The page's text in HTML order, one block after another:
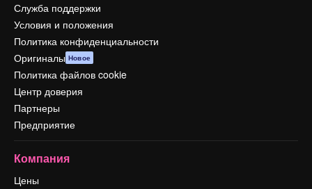
Служба поддержки
Условия и положения
Политика конфиденциальности
Оригиналы Новое
Политика файлов cookie
Центр доверия
Партнеры
Предприятие
Компания
Цены